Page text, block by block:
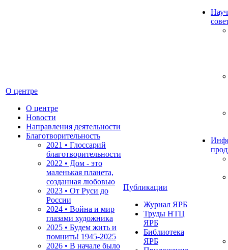
О центре
О центре
Новости
Направления деятельности
Благотворительность
2021 • Глоссарий
благотворительности
2022 • Дом - это
маленькая планета,
созданная любовью
2023 • От Руси до
России
2024 • Война и мир
глазами художника
2025 • Будем жить и
помнить! 1945-2025
2026 • В начале было
Публикации
Журнал ЯРБ
Труды НТЦ
ЯРБ
Библиотека
ЯРБ